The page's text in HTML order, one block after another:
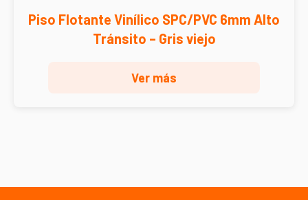
Piso Flotante Vinílico SPC/PVC 6mm Alto
Tránsito – Gris viejo
Ver más